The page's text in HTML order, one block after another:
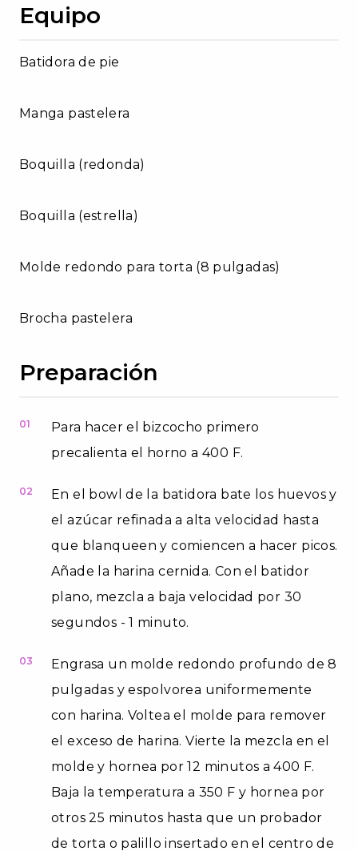
Equipo
Batidora de pie
Manga pastelera
Boquilla (redonda)
Boquilla (estrella)
Molde redondo para torta (8 pulgadas)
Brocha pastelera
Preparación
01
Para hacer el bizcocho primero
precalienta el horno a 400 F.
02
En el bowl de la batidora bate los huevos y
el azúcar refinada a alta velocidad hasta
que blanqueen y comiencen a hacer picos.
Añade la harina cernida. Con el batidor
plano, mezcla a baja velocidad por 30
segundos - 1 minuto.
03
Engrasa un molde redondo profundo de 8
pulgadas y espolvorea uniformemente
con harina. Voltea el molde para remover
el exceso de harina. Vierte la mezcla en el
molde y hornea por 12 minutos a 400 F.
Baja la temperatura a 350 F y hornea por
otros 25 minutos hasta que un probador
de torta o palillo insertado en el centro de